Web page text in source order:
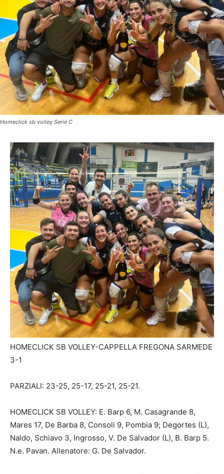
Homeclick sb volley Serie C
HOMECLICK SB VOLLEY-CAPPELLA FREGONA SARMEDE
3-1
PARZIALI: 23-25, 25-17, 25-21, 25-21.
HOMECLICK SB VOLLEY: E. Barp 6, M. Casagrande 8,
Mares 17, De Barba 8, Consoli 9, Pombia 9; Degortes (L),
Naldo, Schiavo 3, Ingrosso, V. De Salvador (L), B. Barp 5.
N.e. Pavan. Allenatore: G. De Salvador.